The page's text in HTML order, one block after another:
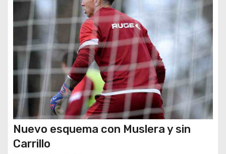
d
a
s
Nuevo esquema con Muslera y sin
Carrillo